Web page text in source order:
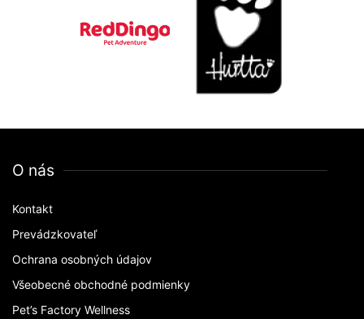
O nás
Kontakt
Prevádzkovateľ
Ochrana osobných údajov
Všeobecné obchodné podmienky
Pet’s Factory Wellness